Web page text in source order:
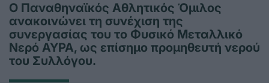
Ο Παναθηναϊκός Αθλητικός Όμιλος
ανακοινώνει τη συνέχιση της
συνεργασίας του το Φυσικό Μεταλλικό
Νερό ΑΥΡΑ, ως επίσημο προμηθευτή νερού
του Συλλόγου.